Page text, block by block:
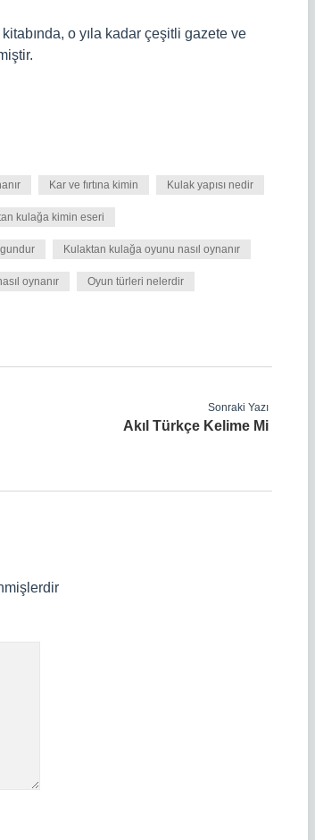
kitabında, o yıla kadar çeşitli gazete ve
Kar ve fırtına kimin Kulak yapısı nedir
kulağa kimin eseri
Kulaktan kulağa oyunu nasıl oynanır
oynanır Oyun türleri nelerdir
Sonraki Yazı
Akıl Türkçe Kelime Mi